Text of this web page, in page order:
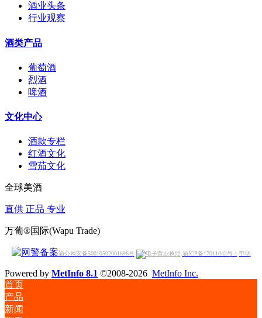
酒业头条
行业观察
酒类产品
葡萄酒
烈酒
啤酒
文化中心
酒款专栏
红酒文化
雪茄文化
全球美酒
直供 正品 专业
万葡®国际(Wapu Trade)
渝公网安备50010502001696号 渝ICP备17011042号-1 申明
Powered by MetInfo 8.1 ©2008-2026 MetInfo Inc.
首页
产品
新闻